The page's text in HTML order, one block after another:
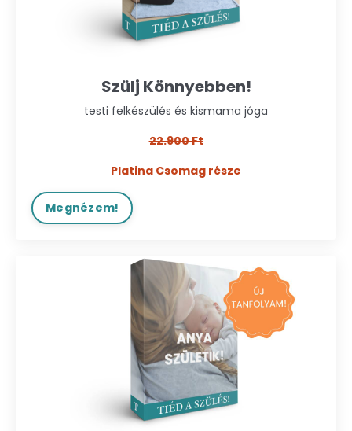
Szülj Könnyebben!
testi felkészülés és kismama jóga
22.900 Ft
Platina Csomag része
Megnézem!